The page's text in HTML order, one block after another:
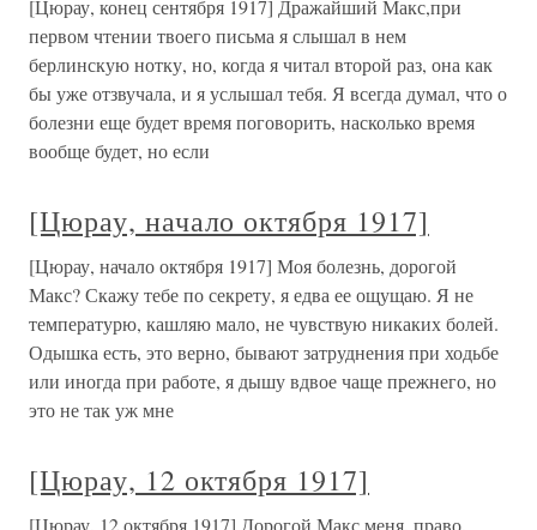
[Цюрау, конец сентября 1917] Дражайший Макс,при
первом чтении твоего письма я слышал в нем
берлинскую нотку, но, когда я читал второй раз, она как
бы уже отзвучала, и я услышал тебя. Я всегда думал, что о
болезни еще будет время поговорить, насколько время
вообще будет, но если
[Цюрау, начало октября 1917]
[Цюрау, начало октября 1917] Моя болезнь, дорогой
Макс? Скажу тебе по секрету, я едва ее ощущаю. Я не
температурю, кашляю мало, не чувствую никаких болей.
Одышка есть, это верно, бывают затруднения при ходьбе
или иногда при работе, я дышу вдвое чаще прежнего, но
это не так уж мне
[Цюрау, 12 октября 1917]